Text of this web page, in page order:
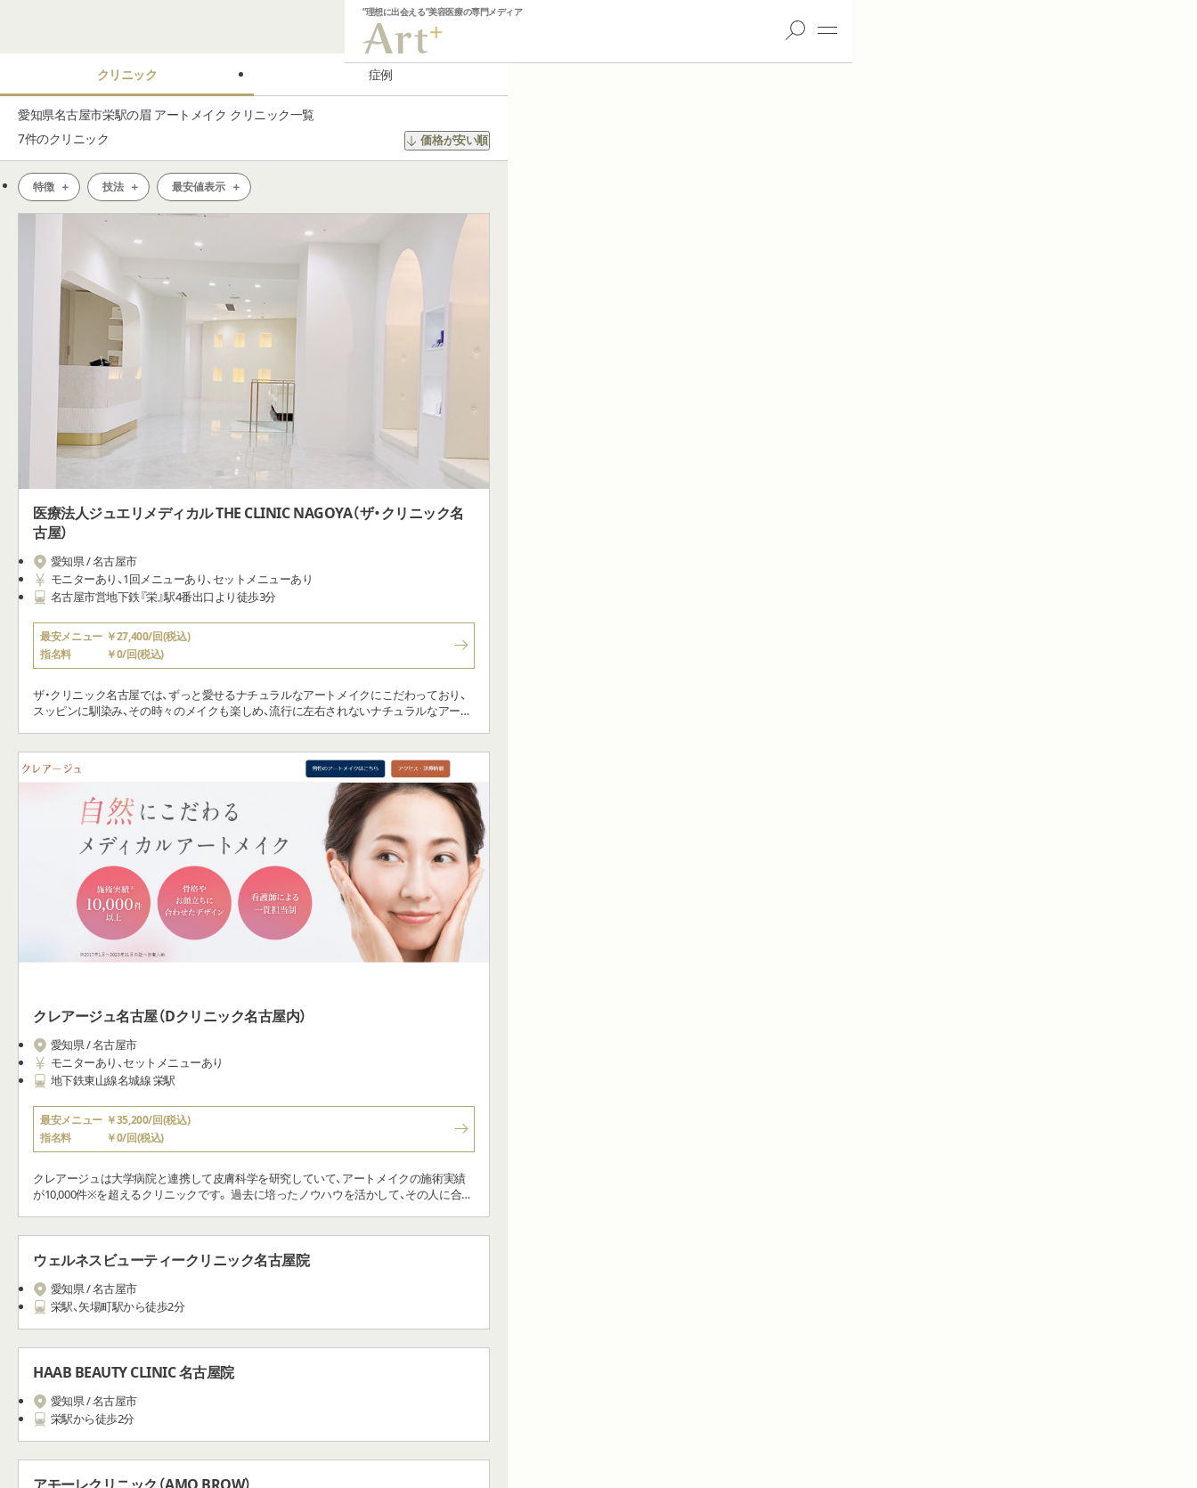
”理想に出会える”美容医療の専門メディア
クリニック 症例
愛知県名古屋市栄駅の眉 アートメイク クリニック一覧
7件のクリニック 価格が安い順
特徴 技法 最安値表示
医療法人ジュエリメディカル THE CLINIC NAGOYA（ザ・クリニック名
古屋）
愛知県 / 名古屋市
モニターあり、1回メニューあり、セットメニューあり
名古屋市営地下鉄『栄』駅4番出口より徒歩3分
最安メニュー ￥27,400/回(税込)
指名料
￥0/回(税込)
ザ・クリニック名古屋では、ずっと愛せるナチュラルなアートメイクにこだわっており、
スッピンに馴染み、その時々のメイクも楽しめ、流行に左右されないナチュラルなアート
クレアージュ名古屋（Dクリニック名古屋内）
愛知県 / 名古屋市
モニターあり、セットメニューあり
地下鉄東山線名城線 栄駅
最安メニュー ￥35,200/回(税込)
指名料
￥0/回(税込)
クレアージュは大学病院と連携して皮膚科学を研究していて、アートメイクの施術実績
が10,000件※を超えるクリニックです。 過去に培ったノウハウを活かして、その人に合う
ウェルネスビューティークリニック名古屋院
愛知県 / 名古屋市
栄駅、矢場町駅から徒歩2分
HAAB BEAUTY CLINIC 名古屋院
愛知県 / 名古屋市
栄駅から徒歩2分